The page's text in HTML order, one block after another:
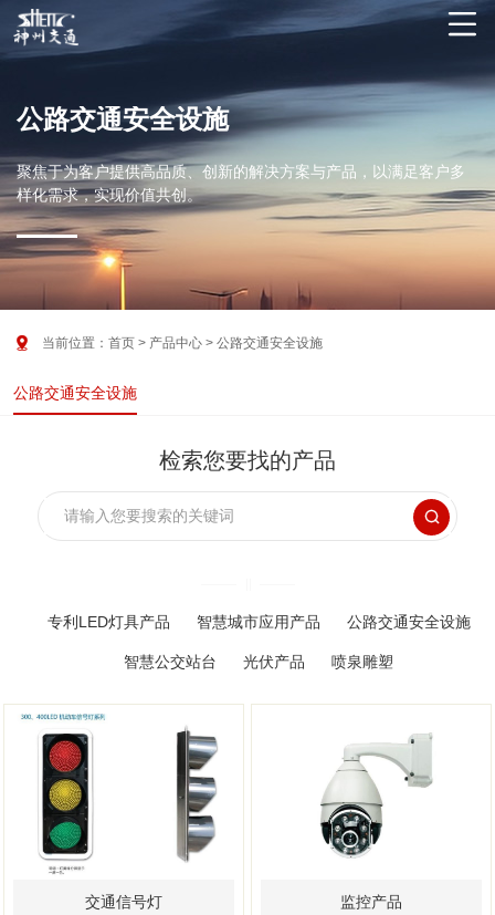

公路交通安全设施
聚焦于为客户提供高品质、创新的解决方案与产品，以满足客户多
样化需求，实现价值共创。
公路交通安全设施
 当前位置： 首页 > 产品中心 > 公路交通安全设施
检索您要找的产品

专利LED灯具产品 智慧城市应用产品 公路交通安全设施
智慧公交站台 光伏产品 喷泉雕塑
交通信号灯 监控产品